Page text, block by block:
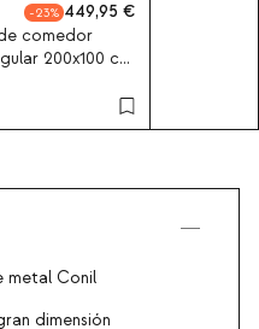
23
449,95
comedor
200x100 cm
metal Conil
dimensión